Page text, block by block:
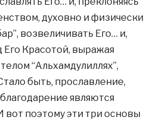
духовно и физически
возвеличивать Его… и,
Его Красотой, выражая
“Альхамдулиллях”,
быть, прославление,
являются
вот поэтому эти три основы